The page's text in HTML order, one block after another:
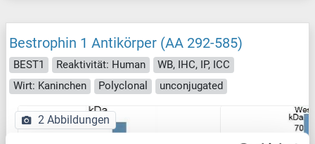
Bestrophin 1 Antikörper (AA 292-585)
BEST1 Reaktivität: Human
WB, IHC, IP, ICC
Wirt: Kaninchen
Polyclonal unconjugated
2 Abbildungen